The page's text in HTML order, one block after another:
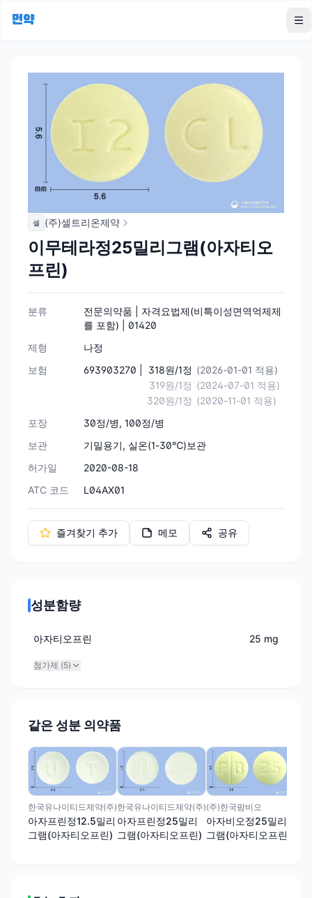
먼약
셀 (주)셀트리온제약
이무테라정25밀리그램(아자티오
프린)
분류
전문의약품 | 자격요법제(비특이성면역억제제
를 포함) | 01420
제형
나정
보험
693903270 | 318원/1정 (2026-01-01 적용)
319원/1정 (2024-07-01 적용)
320원/1정 (2020-11-01 적용)
포장
30정/병, 100정/병
보관
기밀용기, 실온(1-30℃)보관
허가일
2020-08-18
ATC 코드
L04AX01
즐겨찾기 추가 메모 공유
성분함량
아자티오프린 25 mg
첨가제 (5)
같은 성분 의약품
한국유나이티드제약(주)
아자프린정12.5밀리
그램(아자티오프린)
한국유나이티드제약(주)
아자프린정25밀리
그램(아자티오프린)
(주)한국팜비오
아자비오정25밀리
그램(아자티오프린)